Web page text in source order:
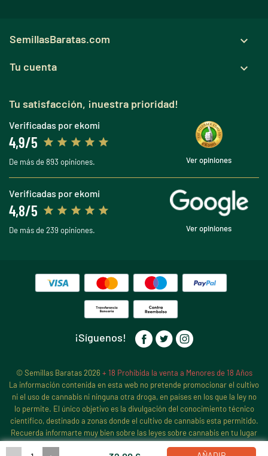
SemillasBaratas.com 
Tu cuenta 
Tu satisfacción, ¡nuestra prioridad!
Verificadas por ekomi
4,9/5
De más de 893 opiniones. Ver opiniones
Verificadas por ekomi
4,8/5
De más de 239 opiniones. Ver opiniones
¡Síguenos!
© Semillas Baratas 2026 + 18 Prohibida la venta a Menores de 18 Años
La información contenida en esta web no pretende promocionar el cultivo
ni el uso de cannabis ni ninguna otra droga, en países en los que la ley no
lo permite. El único objetivo es la divulgación del conocimiento técnico
científico, destinado a zonas donde el cultivo de cannabis esta permitido.
Recuerda informarte muy bien sobre las leyes sobre cannabis en tu lugar